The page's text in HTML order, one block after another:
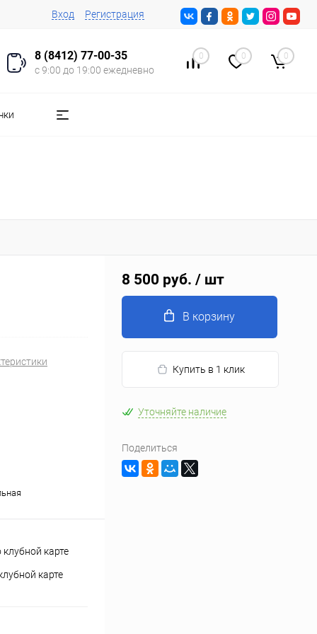
Вход Регистрация
8 (8412) 77-00-35
с 9:00 до 19:00 ежедневно
0 0 0
карте
8 500 руб. / шт
В корзину
Купить в 1 клик
Уточняйте наличие
Поделиться